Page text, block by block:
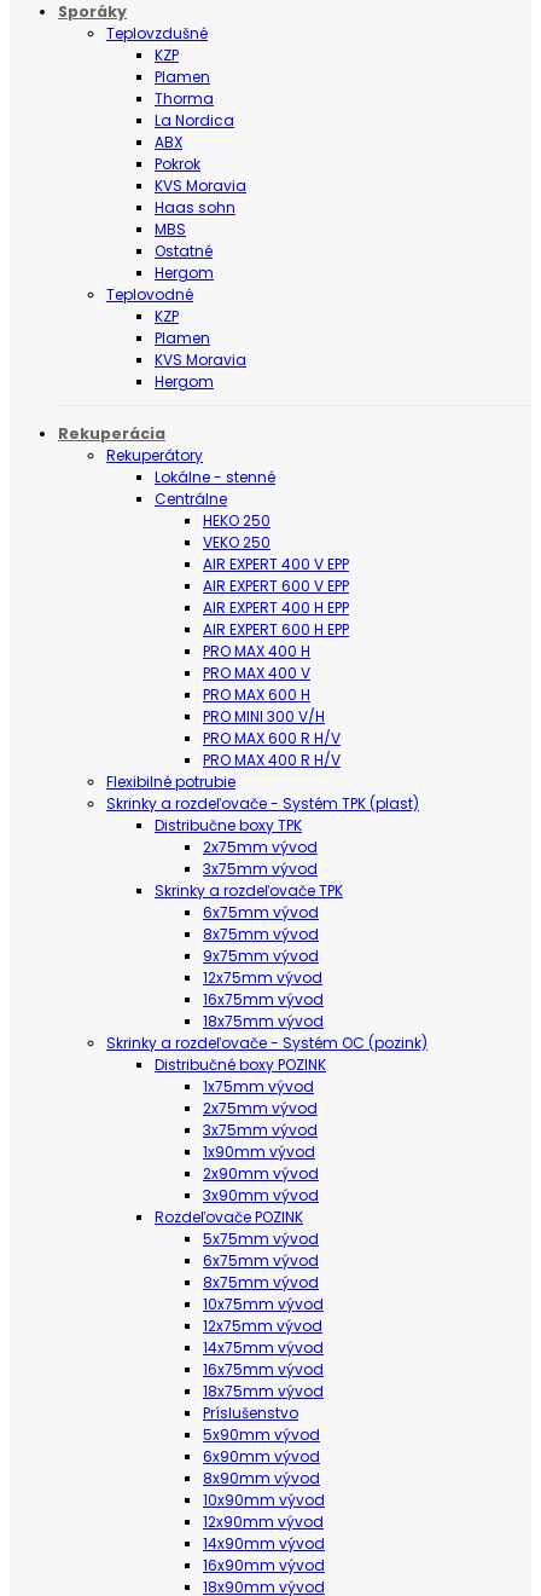
Sporáky
Teplovzdušné
KZP
Plamen
Thorma
La Nordica
ABX
Pokrok
KVS Moravia
Haas sohn
MBS
Ostatné
Hergom
Teplovodné
KZP
Plamen
KVS Moravia
Hergom
Rekuperácia
Rekuperátory
Lokálne - stenné
Centrálne
HEKO 250
VEKO 250
AIR EXPERT 400 V EPP
AIR EXPERT 600 V EPP
AIR EXPERT 400 H EPP
AIR EXPERT 600 H EPP
PRO MAX 400 H
PRO MAX 400 V
PRO MAX 600 H
PRO MINI 300 V/H
PRO MAX 600 R H/V
PRO MAX 400 R H/V
Flexibilné potrubie
Skrinky a rozdeľovače - Systém TPK (plast)
Distribučne boxy TPK
2x75mm vývod
3x75mm vývod
Skrinky a rozdeľovače TPK
6x75mm vývod
8x75mm vývod
9x75mm vývod
12x75mm vývod
16x75mm vývod
18x75mm vývod
Skrinky a rozdeľovače - Systém OC (pozink)
Distribučné boxy POZINK
1x75mm vývod
2x75mm vývod
3x75mm vývod
1x90mm vývod
2x90mm vývod
3x90mm vývod
Rozdeľovače POZINK
5x75mm vývod
6x75mm vývod
8x75mm vývod
10x75mm vývod
12x75mm vývod
14x75mm vývod
16x75mm vývod
18x75mm vývod
Príslušenstvo
5x90mm vývod
6x90mm vývod
8x90mm vývod
10x90mm vývod
12x90mm vývod
14x90mm vývod
16x90mm vývod
18x90mm vývod